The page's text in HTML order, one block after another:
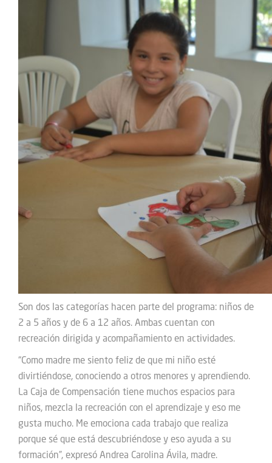
Son dos las categorías hacen parte del programa: niños de
2 a 5 años y de 6 a 12 años. Ambas cuentan con
recreación dirigida y acompañamiento en actividades.
“Como madre me siento feliz de que mi niño esté
divirtiéndose, conociendo a otros menores y aprendiendo.
La Caja de Compensación tiene muchos espacios para
niños, mezcla la recreación con el aprendizaje y eso me
gusta mucho. Me emociona cada trabajo que realiza
porque sé que está descubriéndose y eso ayuda a su
formación”, expresó Andrea Carolina Ávila, madre.